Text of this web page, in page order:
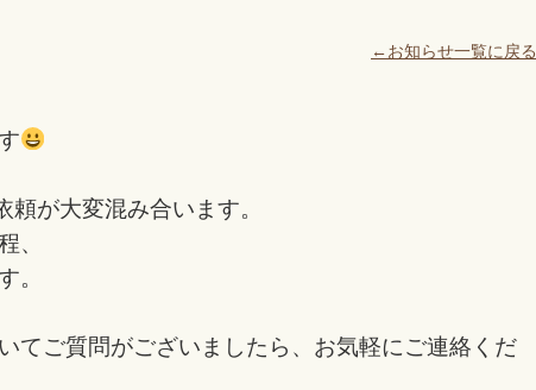
←お知らせ一覧に戻る
が大変混み合います。
、
。
てご質問がございましたら、お気軽にご連絡くだ